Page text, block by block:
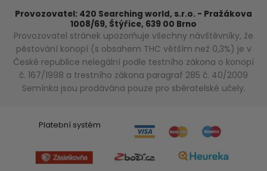
Provozovatel: 420 Searching world, s.r.o. - Pražákova
1008/69, Štýřice, 639 00 Brno
Provozovatel stránek upozorňuje všechny návštěvníky, že
pěstování konopí (s obsahem THC větším než 0,3%) je v
České republice nelegální podle testního zákona o konopí
č. 167/1998 a trestního zákona paragraf 285 č. 40/2009
Semínka jsou prodávána pouze pro sběratelské učely.
Platební systém